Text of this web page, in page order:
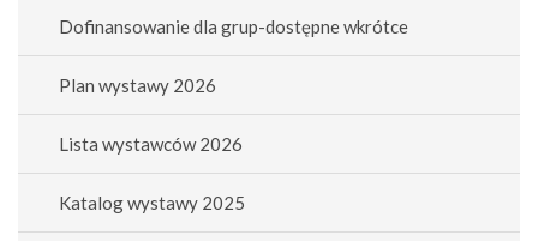
Dofinansowanie dla grup-dostępne wkrótce
Plan wystawy 2026
Lista wystawców 2026
Katalog wystawy 2025